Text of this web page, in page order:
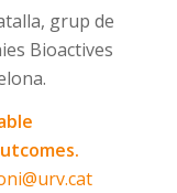
grup de
Bioactives